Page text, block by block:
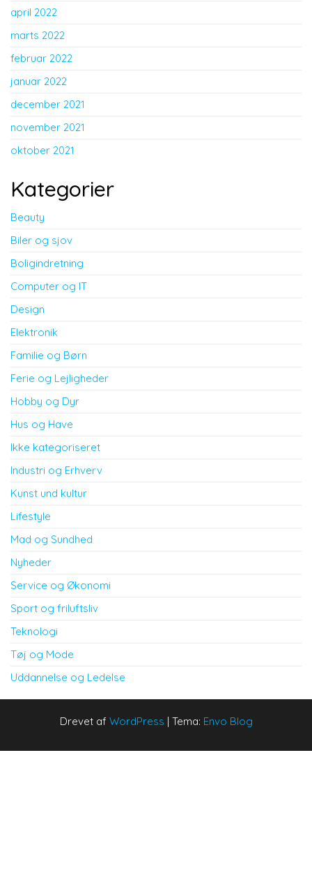
april 2022
marts 2022
februar 2022
januar 2022
december 2021
november 2021
oktober 2021
Kategorier
Beauty
Biler og sjov
Boligindretning
Computer og IT
Design
Elektronik
Familie og Børn
Ferie og Lejligheder
Hobby og Dyr
Hus og Have
Ikke kategoriseret
Industri og Erhverv
Kunst und kultur
Lifestyle
Mad og Sundhed
Nyheder
Service og Økonomi
Sport og friluftsliv
Teknologi
Tøj og Mode
Uddannelse og Ledelse
Drevet af WordPress | Tema: Envo Blog